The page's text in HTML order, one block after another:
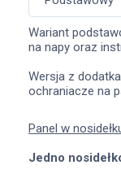
Wariant
na napy oraz
Wersja z
ochraniacze na
Panel w
Jedno